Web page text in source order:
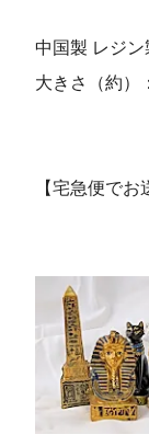
中国製 レジン
大きさ（約
【宅急便でお